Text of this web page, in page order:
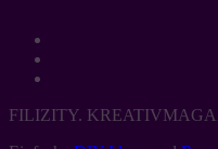
FILIZITY.